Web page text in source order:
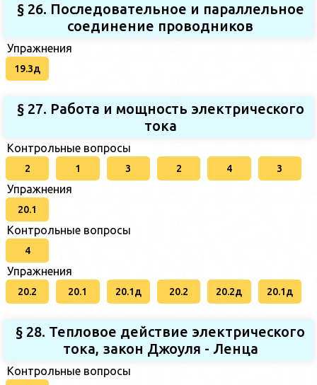
§ 26. Последовательное и параллельное
соединение проводников
Упражнения
19.3д
§ 27. Работа и мощность электрического
тока
Контрольные вопросы
2 1 3 2 4 3
Упражнения
20.1
Контрольные вопросы
4
Упражнения
20.2 20.1 20.1д 20.2 20.2д 20.1д
§ 28. Тепловое действие электрического
тока, закон Джоуля - Ленца
Контрольные вопросы